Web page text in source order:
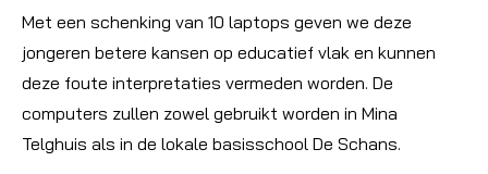
Met een schenking van 10 laptops geven we deze
jongeren betere kansen op educatief vlak en kunnen
deze foute interpretaties vermeden worden. De
computers zullen zowel gebruikt worden in Mina
Telghuis als in de lokale basisschool De Schans.